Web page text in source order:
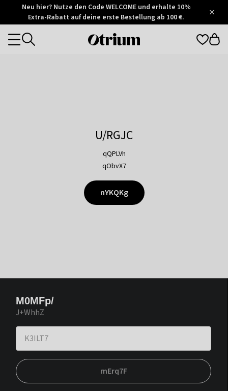
Otrium
Trustpilot
Neu hier? Nutze den Code WELCOME und erhalte 10%
Extra-Rabatt auf deine erste Bestellung ab 100 €.
Otrium
Categories
U/RGJC
qQPLVh
qObvX7
nYKQKg
M0MFp/
J+WhhZ
mErq7F